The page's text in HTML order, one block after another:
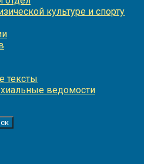
культуре и спорту
тексты
ведомости